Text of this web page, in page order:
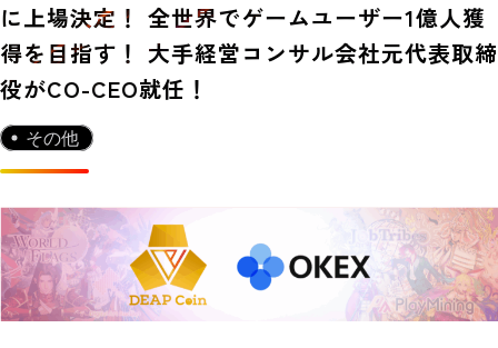
に上場決定！ 全世界でゲームユーザー1億人獲
得を目指す！ 大手経営コンサル会社元代表取締
役がCO-CEO就任！
その他